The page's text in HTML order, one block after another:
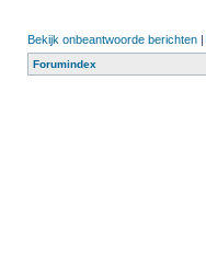
Bekijk onbeantwoorde berichten |
Forumindex